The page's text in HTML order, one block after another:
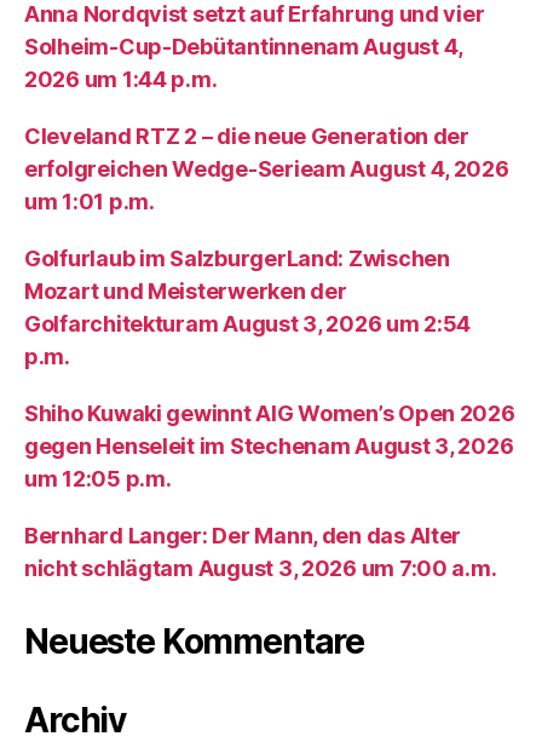
Anna Nordqvist setzt auf Erfahrung und vier
Solheim-Cup-Debütantinnenam August 4,
2026 um 1:44 p.m.
Cleveland RTZ 2 – die neue Generation der
erfolgreichen Wedge-Serieam August 4, 2026
um 1:01 p.m.
Golfurlaub im SalzburgerLand: Zwischen
Mozart und Meisterwerken der
Golfarchitekturam August 3, 2026 um 2:54
p.m.
Shiho Kuwaki gewinnt AIG Women’s Open 2026
gegen Henseleit im Stechenam August 3, 2026
um 12:05 p.m.
Bernhard Langer: Der Mann, den das Alter
nicht schlägtam August 3, 2026 um 7:00 a.m.
Neueste Kommentare
Archiv